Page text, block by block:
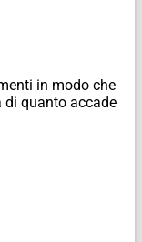
in modo che
di quanto accade